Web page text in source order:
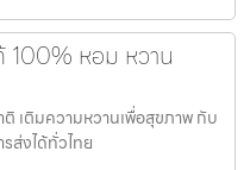
100% หอม หวาน
เติมความหวานเพื่อสุขภาพ กับ
ส่งได้ทั่วไทย